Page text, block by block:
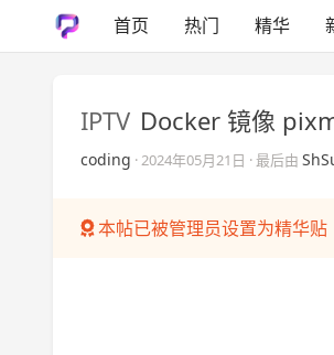
首页 热门 精华
IPTV Docker 镜像
coding ·2024年05月21日 · 最后由
本帖已被管理员设置为精华贴